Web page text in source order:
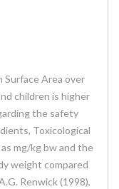
Surface Area over
children is higher
the safety
Toxicological
mg/kg bw and the
weight compared
Renwick (1998),